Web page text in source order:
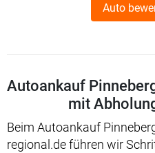
Auto
Autoankauf
mit
Beim Autoankauf
regional.de führen wir